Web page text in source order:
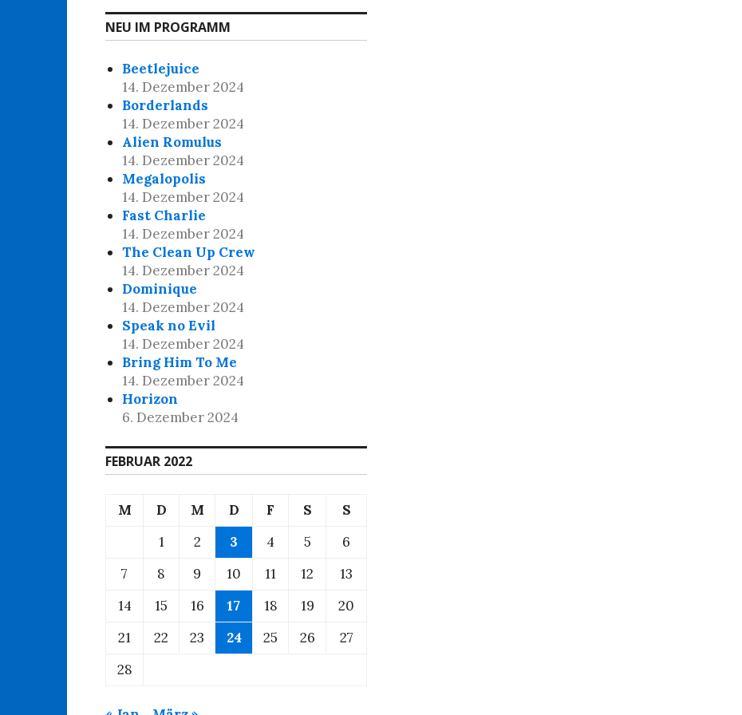
NEU IM PROGRAMM
Beetlejuice
14. Dezember 2024
Borderlands
14. Dezember 2024
Alien Romulus
14. Dezember 2024
Megalopolis
14. Dezember 2024
Fast Charlie
14. Dezember 2024
The Clean Up Crew
14. Dezember 2024
Dominique
14. Dezember 2024
Speak no Evil
14. Dezember 2024
Bring Him To Me
14. Dezember 2024
Horizon
6. Dezember 2024
FEBRUAR 2022
M D M D F S
S
1
2 3 4 5
6
7
8 9 10 11 12
13
14
15 16 17 18 19
20
21
22 23 24 25 26
27
28